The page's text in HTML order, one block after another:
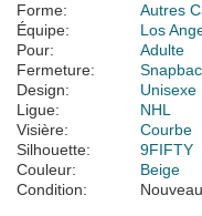
Forme:
Autres
Équipe:
Los
Pour:
Adulte
Fermeture:
Design:
Unisexe
Ligue:
NHL
Visière:
Courbe
Silhouette:
9FIFTY
Couleur:
Beige
Condition: